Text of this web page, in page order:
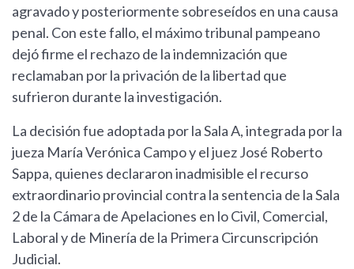
agravado y posteriormente sobreseídos en una causa
penal. Con este fallo, el máximo tribunal pampeano
dejó firme el rechazo de la indemnización que
reclamaban por la privación de la libertad que
sufrieron durante la investigación.
La decisión fue adoptada por la Sala A, integrada por la
jueza María Verónica Campo y el juez José Roberto
Sappa, quienes declararon inadmisible el recurso
extraordinario provincial contra la sentencia de la Sala
2 de la Cámara de Apelaciones en lo Civil, Comercial,
Laboral y de Minería de la Primera Circunscripción
Judicial.